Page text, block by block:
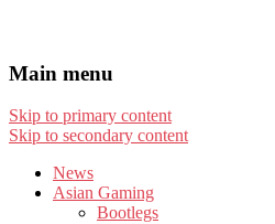
Main menu
Skip to primary content
Skip to secondary content
News
Asian Gaming
Bootlegs